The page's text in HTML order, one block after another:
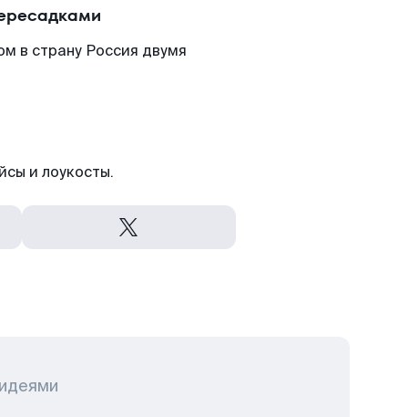
в страну Россия двумя
и лоукосты.